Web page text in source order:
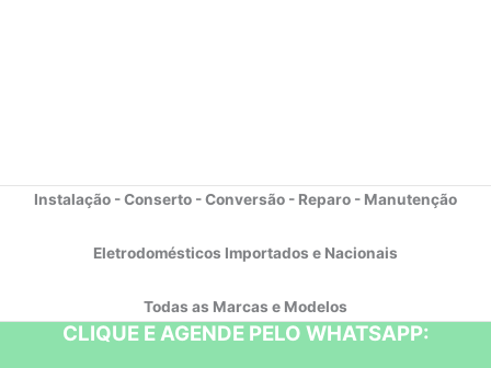
Instalação - Conserto - Conversão - Reparo - Manutenção
Eletrodomésticos Importados e Nacionais
Todas as Marcas e Modelos
CLIQUE E AGENDE PELO WHATSAPP: